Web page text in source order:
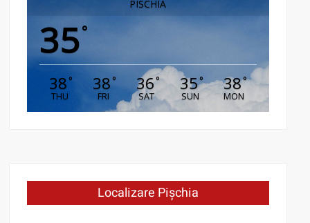
PISCHIA
35°
38°
THU
38°
FRI
36°
SAT
35°
SUN
38°
MON
Localizare Pișchia